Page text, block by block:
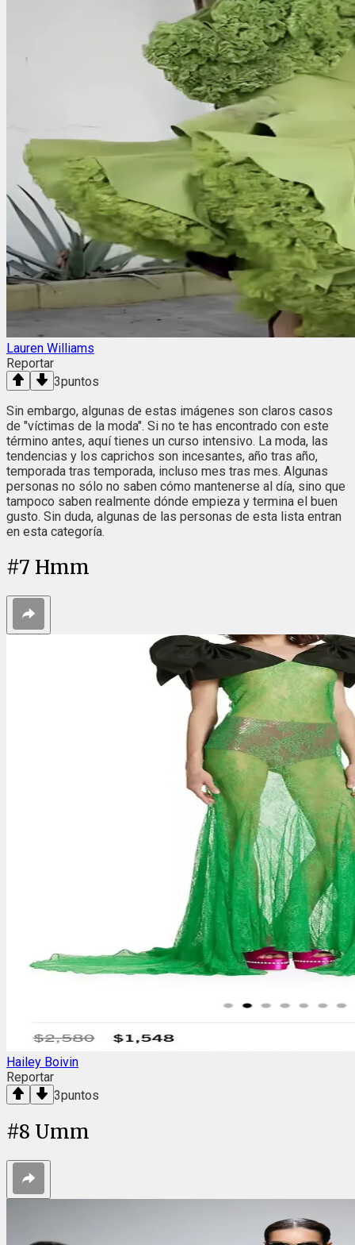
Lauren Williams
Reportar
3puntos
Sin embargo, algunas de estas imágenes son claros casos
de "víctimas de la moda". Si no te has encontrado con este
término antes, aquí tienes un curso intensivo. La moda, las
tendencias y los caprichos son incesantes, año tras año,
temporada tras temporada, incluso mes tras mes. Algunas
personas no sólo no saben cómo mantenerse al día, sino que
tampoco saben realmente dónde empieza y termina el buen
gusto. Sin duda, algunas de las personas de esta lista entran
en esta categoría.
#7 Hmm
Hailey Boivin
Reportar
3puntos
#8 Umm